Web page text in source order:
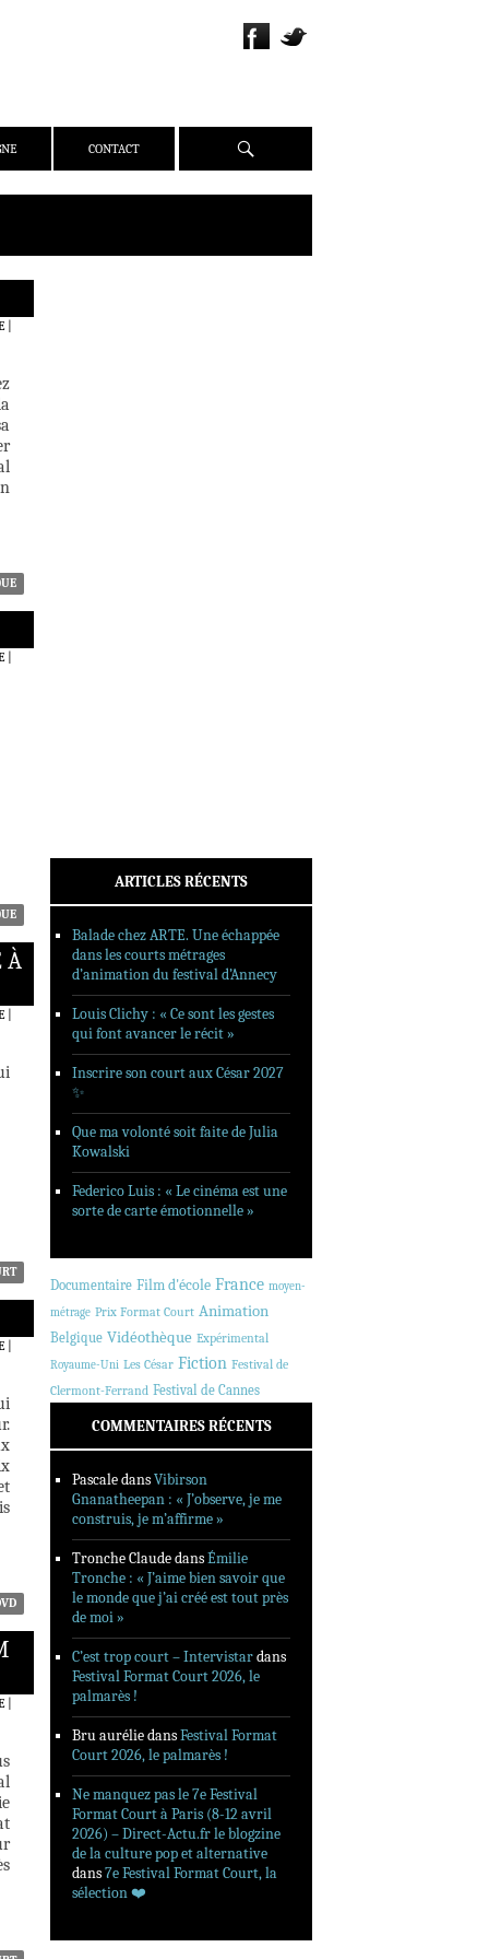
CONTACT Recherche
|
|
À
|
|
|
ARTICLES RÉCENTS
Balade chez ARTE. Une échappée
dans les courts métrages
d’animation du festival d’Annecy
Louis Clichy : « Ce sont les gestes
qui font avancer le récit »
Inscrire son court aux César 2027
✨
Que ma volonté soit faite de Julia
Kowalski
Federico Luis : « Le cinéma est une
sorte de carte émotionnelle »
Documentaire Film d'école France moyen-
métrage Prix Format Court Animation
Belgique Vidéothèque Expérimental
Royaume-Uni Les César Fiction Festival de
Clermont-Ferrand Festival de Cannes
COMMENTAIRES RÉCENTS
PascaledansVibirson
Gnanatheepan : « J’observe, je me
construis, je m’affirme »
Tronche ClaudedansÉmilie
Tronche : « J’aime bien savoir que
le monde que j’ai créé est tout près
de moi »
C’est trop court – Intervistardans
Festival Format Court 2026, le
palmarès !
Bru auréliedansFestival Format
Court 2026, le palmarès !
Ne manquez pas le 7e Festival
Format Court à Paris (8-12 avril
2026) – Direct-Actu.fr le blogzine
de la culture pop et alternative
dans7e Festival Format Court, la
sélection ❤️‍